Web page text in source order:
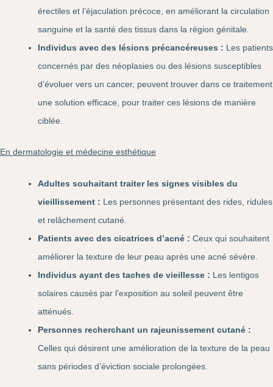
érectiles et l’éjaculation précoce, en améliorant la circulation
sanguine et la santé des tissus dans la région génitale.
Individus avec des lésions précancéreuses : Les patients
concernés par des néoplasies ou des lésions susceptibles
d’évoluer vers un cancer, peuvent trouver dans ce traitement
une solution efficace, pour traiter ces lésions de manière
ciblée.
En dermatologie et médecine esthétique
Adultes souhaitant traiter les signes visibles du
vieillissement : Les personnes présentant des rides, ridules
et relâchement cutané.
Patients avec des cicatrices d’acné : Ceux qui souhaitent
améliorer la texture de leur peau après une acné sévère.
Individus ayant des taches de vieillesse : Les lentigos
solaires causés par l’exposition au soleil peuvent être
atténués.
Personnes recherchant un rajeunissement cutané :
Celles qui désirent une amélioration de la texture de la peau
sans périodes d’éviction sociale prolongées.